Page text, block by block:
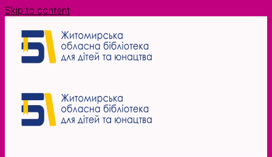
Skip to content